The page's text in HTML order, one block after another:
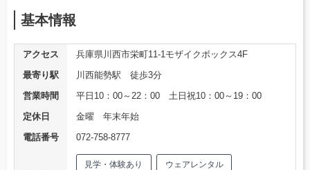
基本情報
アクセス
兵庫県川西市栄町11-1モザイクボックス4F
最寄り駅
川西能勢駅 徒歩3分
営業時間
平日10：00～22：00 土日祝10：00～19：00
定休日
金曜 年末年始
電話番号
072-758-8777
見学・体験あり ウェアレンタル